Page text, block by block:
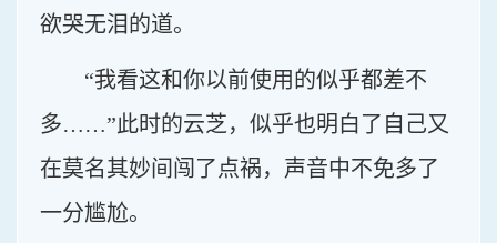
欲哭无泪的道。
“我看这和你以前使用的似乎都差不
多……”此时的云芝，似乎也明白了自己又
在莫名其妙间闯了点祸，声音中不免多了
一分尴尬。